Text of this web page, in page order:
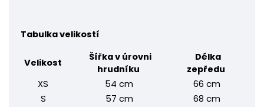
Tabulka velikostí
Velikost
Šířka v úrovni
hrudníku
Délka
zepředu
XS
54 cm
66 cm
S
57 cm
68 cm